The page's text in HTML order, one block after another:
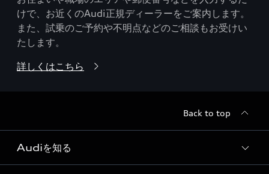
けで、お近くのAudi正規ディーラーをご案内します。
また、試乗のご予約や不明点などのご相談もお受けい
たします。
詳しくはこちら
Back to top
Audiを知る